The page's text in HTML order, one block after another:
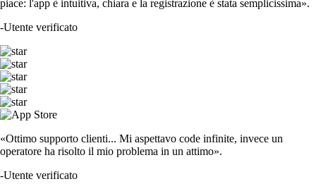
piace: l'app è intuitiva, chiara e la registrazione è stata semplicissima».
-Utente verificato
«Ottimo supporto clienti... Mi aspettavo code infinite, invece un
operatore ha risolto il mio problema in un attimo».
-Utente verificato